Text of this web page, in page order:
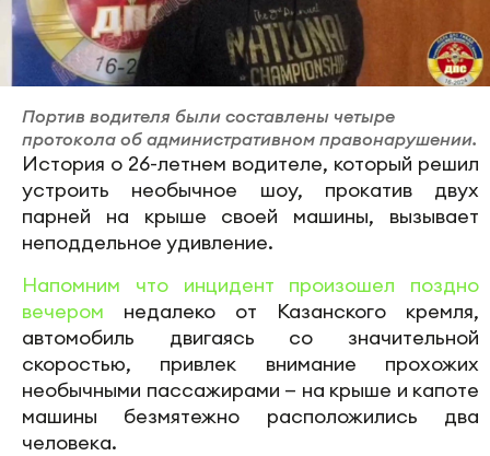
Портив водителя были составлены четыре
протокола об административном правонарушении.
История о 26-летнем водителе, который решил
устроить необычное шоу, прокатив двух
парней на крыше своей машины, вызывает
неподдельное удивление.
Напомним что инцидент произошел поздно
вечером недалеко от Казанского кремля,
автомобиль двигаясь со значительной
скоростью, привлек внимание прохожих
необычными пассажирами — на крыше и капоте
машины безмятежно расположились два
человека.